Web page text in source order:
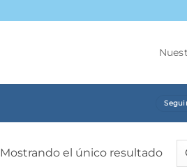
Mostrando el único resultado